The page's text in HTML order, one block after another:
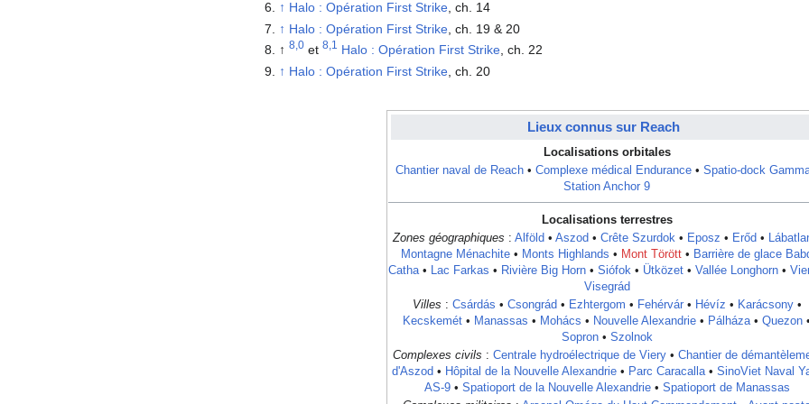
↑ Halo : Opération First Strike, ch. 14
↑ Halo : Opération First Strike, ch. 19 & 20
↑ 8,0et 8,1 Halo : Opération First Strike, ch. 22
↑ Halo : Opération First Strike, ch. 20
Lieux connus sur Reach
Localisations orbitales
Chantier naval de Reach• Complexe médical Endurance• Spatio-dock
Station Anchor 9
Localisations terrestres
Zones géographiques : Alföld • Aszod • Crête Szurdok • Eposz • Erőd •
Montagne Ménachite • Monts Highlands • Mont Törött • Barrière de glace
Catha • Lac Farkas • Rivière Big Horn • Siófok • Ütközet • Vallée Longhorn •
Visegrád
Villes : Csárdás • Csongrád • Ezhtergom • Fehérvár• Hévíz • Karácsony•
Kecskemét • Manassas • Mohács • Nouvelle Alexandrie • Pálháza • Quezon •
Sopron• Szolnok
Complexes civils : Centrale hydroélectrique de Viery• Chantier de
d'Aszod • Hôpital de la Nouvelle Alexandrie • Parc Caracalla • SinoViet Naval
AS-9• Spatioport de la Nouvelle Alexandrie• Spatioport de Manassas